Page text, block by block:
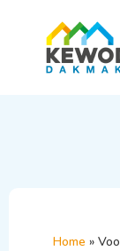
Home »